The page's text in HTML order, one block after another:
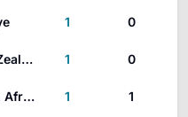
1 0
New Zealand 1 0
South Africa 1 1